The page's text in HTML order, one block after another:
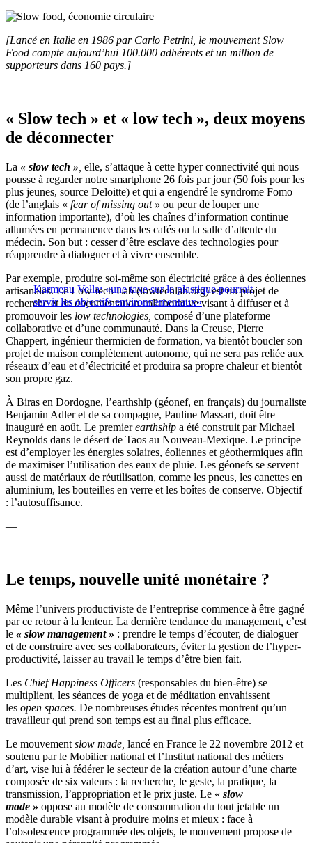
[Lancé en Italie en 1986 par Carlo Petrini, le mouvement Slow
Food compte aujourd’hui 100.000 adhérents et un million de
supporteurs dans 160 pays.]
—
« Slow tech » et « low tech », deux moyens
de déconnecter
La « slow tech » elle, s’attaque à cette hyper connectivité qui nous
pousse à regarder notre smartphone 26 fois par jour (50 fois pour les
plus jeunes, source Deloitte) et qui a engendré le syndrome Fomo
(de l’anglais « fear of missing out » ou peur de louper une
information importante), d’où les chaînes d’information continue
allumées en permanence dans les cafés ou la salle d’attente du
médecin. Son but : cesser d’être esclave des technologies pour
réapprendre à dialoguer et à vivre ensemble.
Karmenu Vella: «une taxe sur le plastique pourrait
servir les objectifs environnementaux»
Par exemple, produire soi-même son électricité grâce à des éoliennes
artisanales. Le Low-tech Lab (lowtechlab.org) est un projet de
recherche et de documentation collaborative visant à diffuser et à
promouvoir les low technologies, composé d’une plateforme
collaborative et d’une communauté. Dans la Creuse, Pierre
Chappert, ingénieur thermicien de formation, va bientôt boucler son
projet de maison complètement autonome, qui ne sera pas reliée aux
réseaux d’eau et d’électricité et produira sa propre chaleur et bientôt
son propre gaz.
À Biras en Dordogne, l’earthship (géonef, en français) du journaliste
Benjamin Adler et de sa compagne, Pauline Massart, doit être
inauguré en août. Le premierearthship a été construit par Michael
Reynolds dans le désert de Taos au Nouveau-Mexique. Le principe
est d’employer les énergies solaires, éoliennes et géothermiques afin
de maximiser l’utilisation des eaux de pluie. Les géonefs se servent
aussi de matériaux de réutilisation, comme les pneus, les canettes en
aluminium, les bouteilles en verre et les boîtes de conserve. Objectif
: l’autosuffisance.
—
—
Le temps, nouvelle unité monétaire ?
Même l’univers productiviste de l’entreprise commence à être gagné
par ce retour à la lenteur. La dernière tendance du management c’est
le « slow management » : prendre le temps d’écouter, de dialoguer
et de construire avec ses collaborateurs, éviter la gestion de l’hyper-
productivité, laisser au travail le temps d’être bien fait.
Les Chief Happiness Officers (responsables du bien-être) se
multiplient, les séances de yoga et de méditation envahissent
les open spaces. De nombreuses études récentes montrent qu’un
travailleur qui prend son temps est au final plus efficace.
Le mouvement slow made, lancé en France le 22 novembre 2012 et
soutenu par le Mobilier national et l’Institut national des métiers
d’art, vise lui à fédérer le secteur de la création autour d’une charte
composée de six valeurs : la recherche, le geste, la pratique, la
transmission, l’appropriation et le prix juste. Le « slow
made » oppose au modèle de consommation du tout jetable un
modèle durable visant à produire moins et mieux : face à
l’obsolescence programmée des objets, le mouvement propose de